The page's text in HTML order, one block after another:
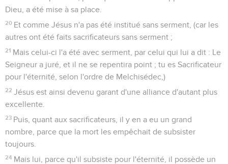
Dieu, a été mise à sa place.
20 Et comme Jésus n'a pas été institué sans serment, (car les
autres ont été faits sacrificateurs sans serment ;
21 Mais celui-ci l'a été avec serment, par celui qui lui a dit : Le
Seigneur a juré, et il ne se repentira point ; tu es Sacrificateur
pour l'éternité, selon l'ordre de Melchisédec,)
22 Jésus est ainsi devenu garant d'une alliance d'autant plus
excellente.
23 Puis, quant aux sacrificateurs, il y en a eu un grand
nombre, parce que la mort les empêchait de subsister
toujours.
24 Mais lui, parce qu'il subsiste pour l'éternité, il possède un